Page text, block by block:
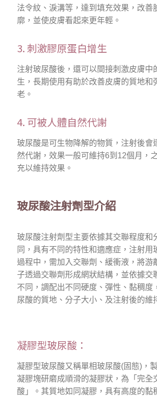
法令紋、淚溝等，達到填充效果，改善
廓，並使皮膚看起來更年輕。
3. 刺激膠原蛋白增生
注射玻尿酸後，還可以間接刺激皮膚中
生，長期使用有助於改善皮膚的質地和
老。
4. 可被人體自然代謝
玻尿酸是可生物降解的物質，注射後會
然代謝，效果一般可維持6到12個月，
充以維持效果。
玻尿酸注射劑型介紹
玻尿酸注射劑型主要依據其交聯程度和
同，具有不同的特性和適應症，注射用
過程中，需加入交聯劑、緩衝液，將游
子透過交聯劑形成網狀結構，並依據交
不同，調配出不同硬度、彈性、黏稠度
尿酸的質地、分子大小、及注射後的維
凝膠型玻尿酸：
凝膠型玻尿酸又稱單相玻尿酸(固態)，
凝膠塊研磨成順滑的凝膠狀，為「完全
酸」。其質地如同凝膠，具有高度的黏